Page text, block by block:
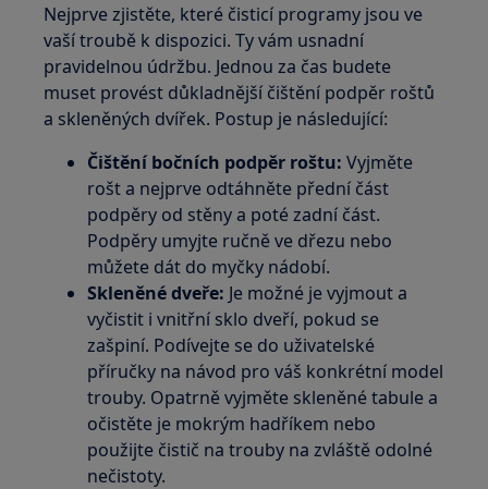
Nejprve zjistěte, které čisticí programy jsou ve
vaší troubě k dispozici. Ty vám usnadní
pravidelnou údržbu. Jednou za čas budete
muset provést důkladnější čištění podpěr roštů
a skleněných dvířek. Postup je následující:
Čištění bočních podpěr roštu: Vyjměte
rošt a nejprve odtáhněte přední část
podpěry od stěny a poté zadní část.
Podpěry umyjte ručně ve dřezu nebo
můžete dát do myčky nádobí.
Skleněné dveře: Je možné je vyjmout a
vyčistit i vnitřní sklo dveří, pokud se
zašpiní. Podívejte se do uživatelské
příručky na návod pro váš konkrétní model
trouby. Opatrně vyjměte skleněné tabule a
očistěte je mokrým hadříkem nebo
použijte čistič na trouby na zvláště odolné
nečistoty.